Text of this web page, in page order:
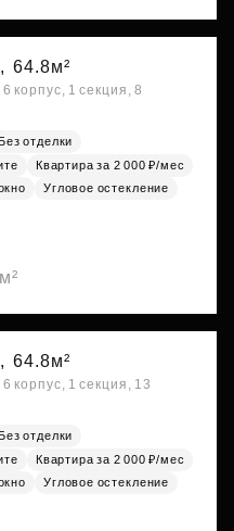
64.8м²
корпус, 1 секция, 8
Без отделки
Квартира за 2 000 ₽/мес
Угловое остекление
64.8м²
корпус, 1 секция, 13
Без отделки
Квартира за 2 000 ₽/мес
Угловое остекление